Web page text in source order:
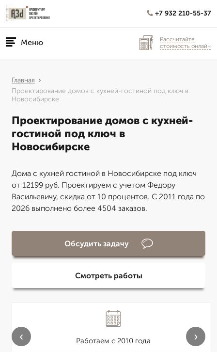
+7 932 210-55-37
Меню
Рассчитайте
стоимость онлайн
Главная
Проектирование домов с кухней-гостиной под ключ в
Новосибирске
Проектирование домов с кухней-
гостиной под ключ в
Новосибирске
Дома с кухней гостиной в Новосибирске под ключ
от 12199 руб. Проектируем с учетом Федору
Васильевичу, скидка от 10 процентов. С 2011 года по
2026 выполнено более 4504 заказов.
Обсудить задачу
Смотреть работы
Работаем с 2010 года
‹ ›